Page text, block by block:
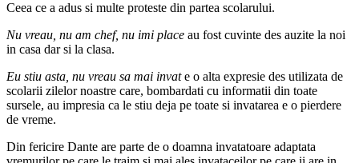
Ceea ce a adus si multe proteste din partea scolarului.
Nu vreau, nu am chef, nu imi place au fost cuvinte des auzite la noi
in casa dar si la clasa.
Eu stiu asta, nu vreau sa mai invate o alta expresie des utilizata de
scolarii zilelor noastre care, bombardati cu informatii din toate
sursele, au impresia ca le stiu deja pe toate si invatarea e o pierdere
de vreme.
Din fericire Dante are parte de o doamna invatatoare adaptata